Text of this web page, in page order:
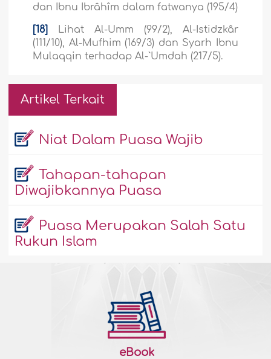
dan Ibnu Ibrâhîm dalam fatwanya (195/4)
[18]
Lihat Al-Umm (99/2), Al-Istidzkâr
(111/10), Al-Mufhim (169/3) dan Syarh Ibnu
Mulaqqin terhadap Al-`Umdah (217/5).
Artikel Terkait
Niat Dalam Puasa Wajib
Tahapan-tahapan
Diwajibkannya Puasa
Puasa Merupakan Salah Satu
Rukun Islam
eBook